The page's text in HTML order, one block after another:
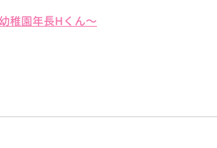
稚園年長Hくん〜